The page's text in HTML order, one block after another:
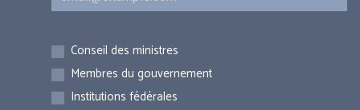
Inscriptions
Conseil des ministres
Membres du gouvernement
Institutions fédérales